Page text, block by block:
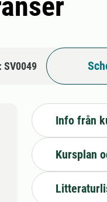
SV0049
Info från
Kursplan